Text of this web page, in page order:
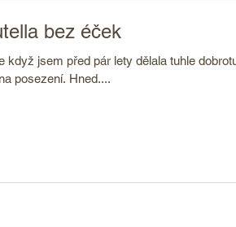
bez éček
když jsem před pár lety dělala tuhle
posezení. Hned....